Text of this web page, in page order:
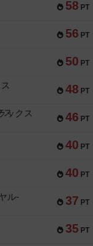
58 PT
56 PT
50 PT
48 PT
46 PT
ックス
40 PT
40 PT
37 PT
ル-
35 PT